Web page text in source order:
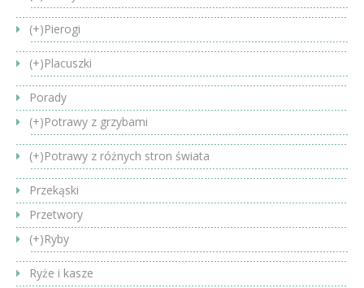
(+)Pierogi
(+)Placuszki
Porady
(+)Potrawy z grzybami
(+)Potrawy z różnych stron świata
Przekąski
Przetwory
(+)Ryby
Ryże i kasze